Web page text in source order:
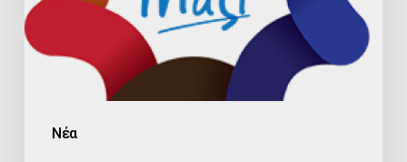
Νέα
ΕΠΙΜΕΛΗΤΗΡΙΑΚΟΣ
ΣΥΝΔΥΑΣΜΟΣ
«ΣΥΝΕΧΙΖΟΥΜΕ